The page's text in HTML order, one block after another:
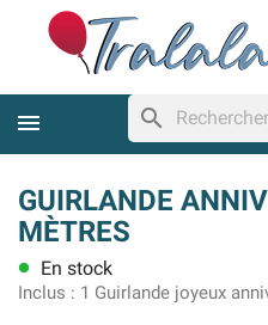
search
GUIRLANDE
MÈTRES
lens En stock
Inclus : 1 Guirlande joyeux